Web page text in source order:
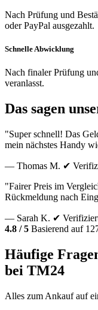
Nach Prüfung und
oder PayPal ausgezahlt.
Schnelle Abwicklung
Nach finaler Prüfung
veranlasst.
Das sagen
"Super schnell! Das
mein nächstes Handy
— Thomas M. ✔
"Fairer Preis im
Rückmeldung nach
— Sarah K. ✔
4.8 / 5 Basierend auf
Häufige
bei TM24
Alles zum Ankauf auf